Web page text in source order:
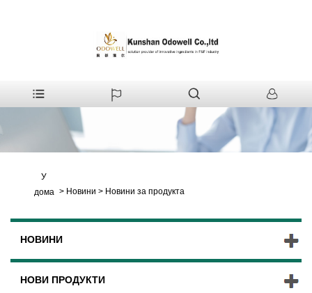
У
дома > Новини > Новини за продукта
НОВИНИ
НОВИ ПРОДУКТИ